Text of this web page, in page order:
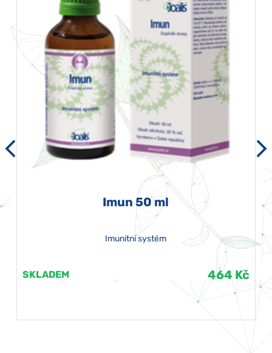
Imun 50 ml
Imunitní systém
SKLADEM 464 Kč